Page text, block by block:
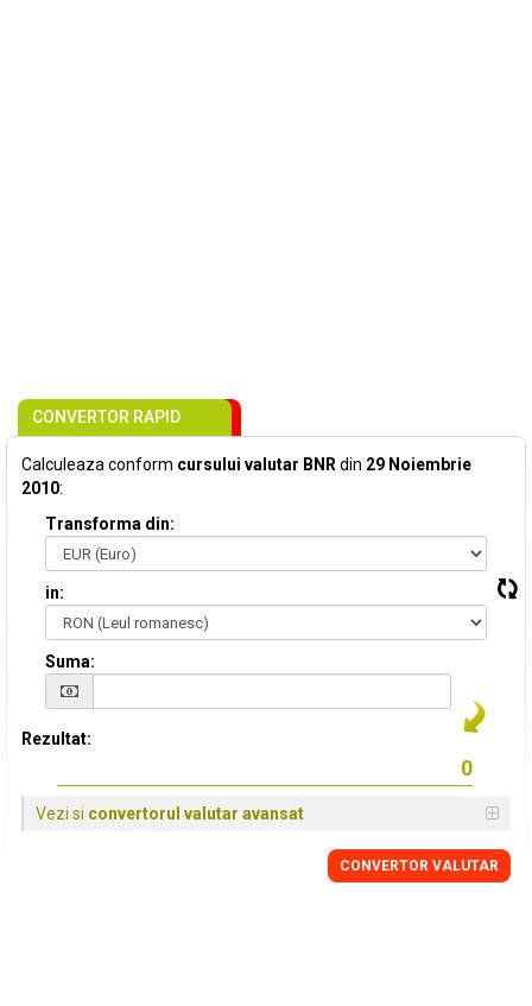
CONVERTOR RAPID
Calculeaza conform cursului valutar BNR din 29 Noiembrie
2010:
Transforma din:
in:
Suma:
Rezultat:
Vezi si convertorul valutar avansat
CONVERTOR VALUTAR